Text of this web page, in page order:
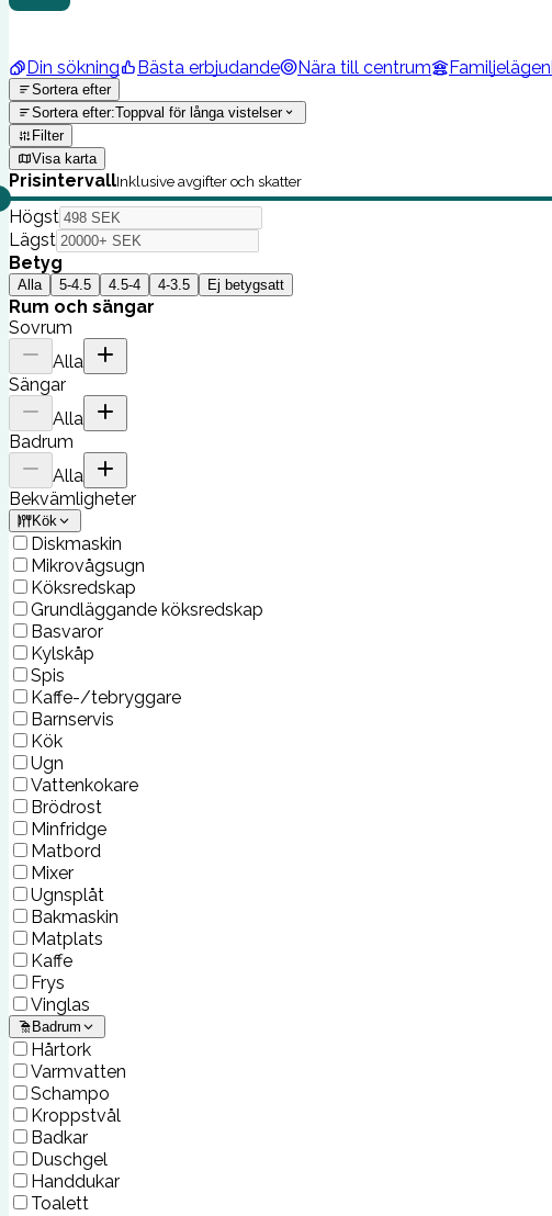
Din sökning Bästa erbjudande Nära till centrum
Sortera efter
Sortera efter:Toppval för långa vistelser
Filter
Visa karta
PrisintervallInklusive avgifter och skatter
Högst
Lägst
Betyg
Alla 5-4.5 4.5-4 4-3.5 Ej betygsatt
Rum och sängar
Sovrum
Alla
Sängar
Alla
Badrum
Alla
Bekvämligheter
Kök
Diskmaskin
Mikrovågsugn
Köksredskap
Grundläggande köksredskap
Basvaror
Kylskåp
Spis
Kaffe-/tebryggare
Barnservis
Kök
Ugn
Vattenkokare
Brödrost
Minfridge
Matbord
Mixer
Ugnsplåt
Bakmaskin
Matplats
Kaffe
Frys
Vinglas
Badrum
Hårtork
Varmvatten
Schampo
Kroppstvål
Badkar
Duschgel
Handdukar
Toalett